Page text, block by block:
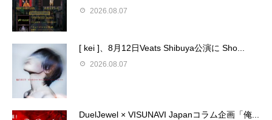
2026.08.07
[ kei ]、8月12日Veats Shibuya公演に Sho...
2026.08.07
DuelJewel × VISUNAVI Japanコラム企画「俺...